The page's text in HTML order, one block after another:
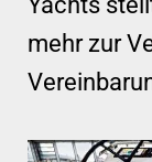
mehr zur